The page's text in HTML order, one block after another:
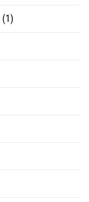
(1)